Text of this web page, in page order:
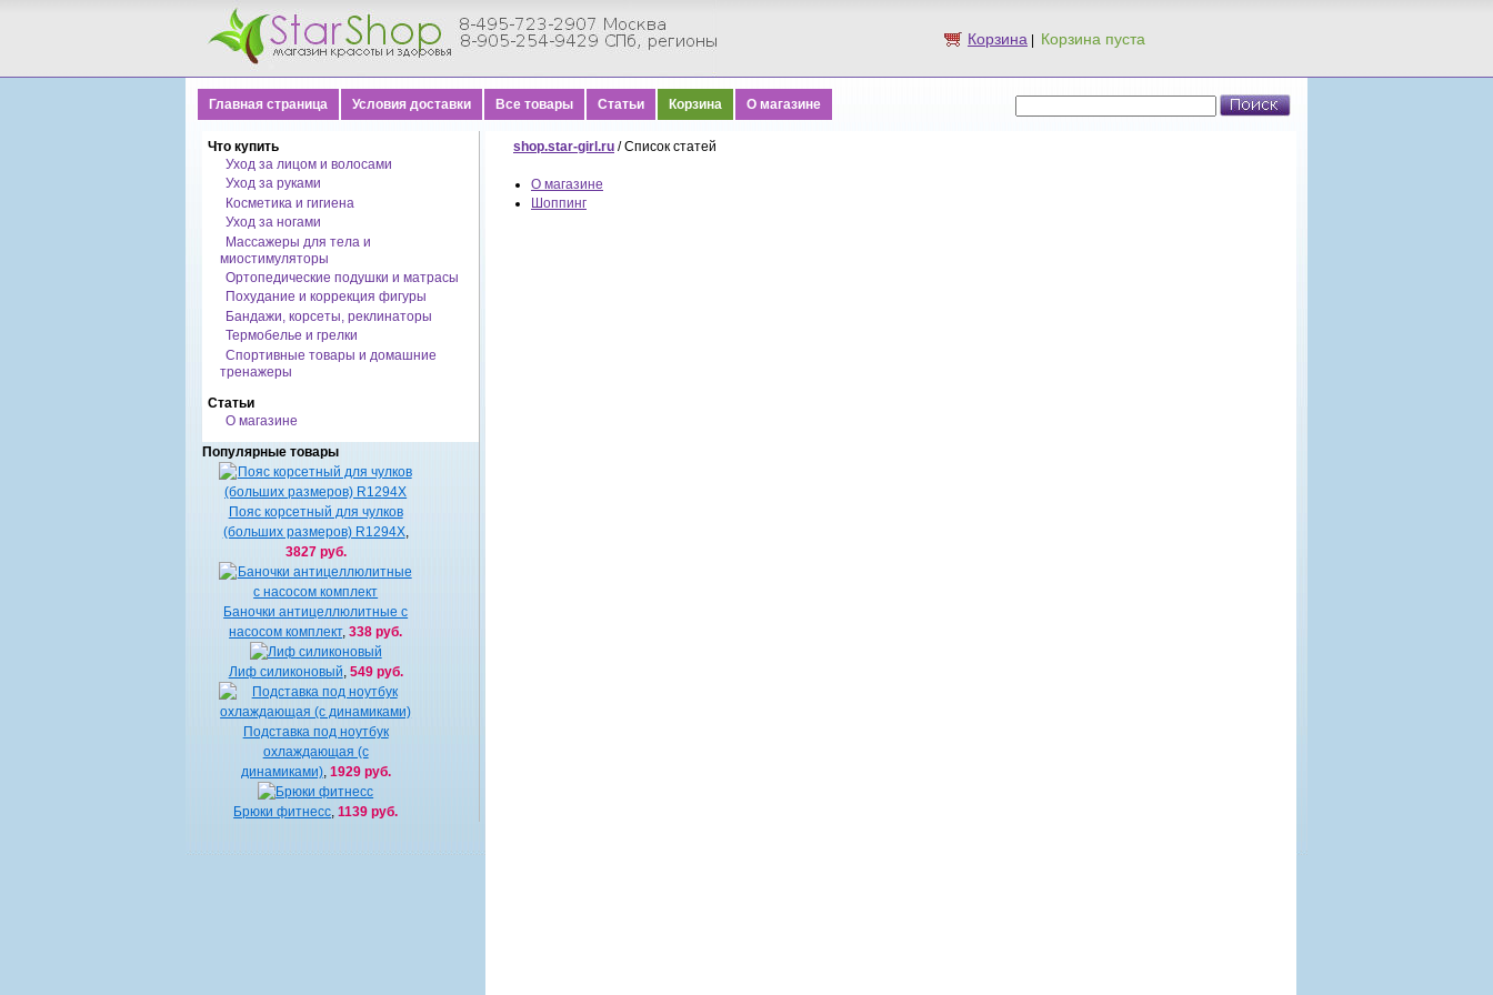
Корзина
Главная страница Условия доставки Все товары Статьи Корзина О магазине
Что купить
Уход за лицом и волосами
Уход за руками
Косметика и гигиена
Уход за ногами
Массажеры для тела и
миостимуляторы
Ортопедические подушки и матрасы
Похудание и коррекция фигуры
Бандажи, корсеты, реклинаторы
Термобелье и грелки
Спортивные товары и домашние
тренажеры
Статьи
О магазине
Популярные товары
Пояс корсетный для чулков
(больших размеров) R1294X,
3827 руб.
Баночки антицеллюлитные с
насосом комплект,338 руб.
Лиф силиконовый 549 руб.
Подставка под ноутбук
охлаждающая (с
динамиками), 1929 руб.
Брюки фитнесс ,1139 руб.
shop.star-girl.ru / Список статей
О магазине
Шоппинг